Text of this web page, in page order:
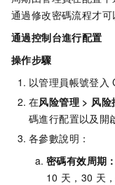
通過修改密碼流程才可
通過控制台進行配置
操作步驟
以管理員帳號登入
在风险管理 > 风险
碼進行配置以及開
各參數說明：
密碼有效周期：
10 天，30 天